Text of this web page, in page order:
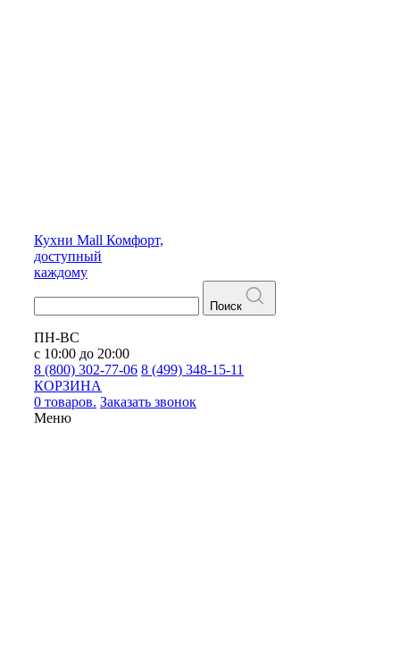
Кухни Mall Комфорт,
доступный
каждому
Поиск
ПН-ВС
с 10:00 до 20:00
8 (800) 302-77-06 8 (499) 348-15-11
КОРЗИНА
0 товаров. Заказать звонок
Меню